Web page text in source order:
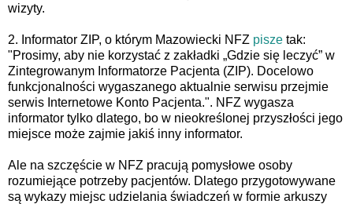
wizyty.
2. Informator ZIP, o którym Mazowiecki NFZ pisze tak:
"Prosimy, aby nie korzystać z zakładki „Gdzie się leczyć” w
Zintegrowanym Informatorze Pacjenta (ZIP). Docelowo
funkcjonalności wygaszanego aktualnie serwisu przejmie
serwis Internetowe Konto Pacjenta.". NFZ wygasza
informator tylko dlatego, bo w nieokreślonej przyszłości jego
miejsce może zajmie jakiś inny informator.
Ale na szczęście w NFZ pracują pomysłowe osoby
rozumiejące potrzeby pacjentów. Dlatego przygotowywane
są wykazy miejsc udzielania świadczeń w formie arkuszy